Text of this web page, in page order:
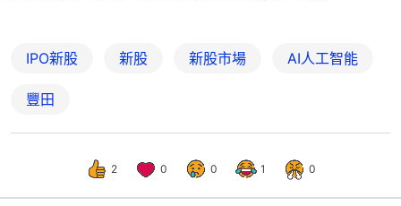
IPO新股 新股 新股市場 AI人工智能
豐田
2 0 0 1 0